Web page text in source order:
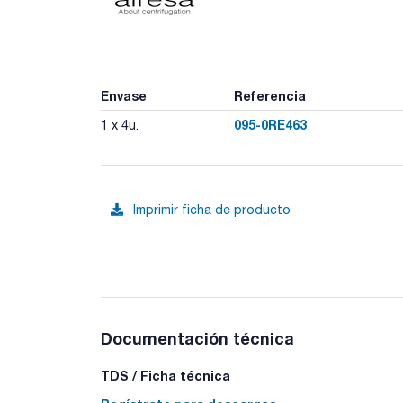
Envase Referencia
1 x 4u. 095-0RE463
Imprimir ficha de producto
Documentación técnica
TDS / Ficha técnica